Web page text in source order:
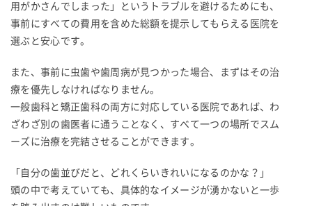
用がかさんでしまった」というトラブルを避けるためにも、
事前にすべての費用を含めた総額を提示してもらえる医院を
選ぶと安心です。
また、事前に虫歯や歯周病が見つかった場合、まずはその治
療を優先しなければなりません。
一般歯科と矯正歯科の両方に対応している医院であれば、わ
ざわざ別の歯医者に通うことなく、すべて一つの場所でスム
ーズに治療を完結させることができます。
「自分の歯並びだと、どれくらいきれいになるのかな？」
頭の中で考えていても、具体的なイメージが湧かないと一歩